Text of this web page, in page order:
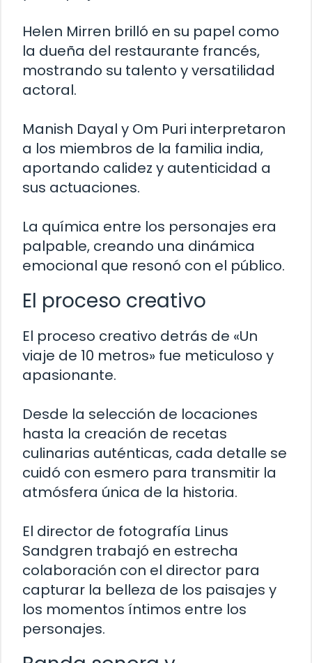
Helen Mirren brilló en su papel como
la dueña del restaurante francés,
mostrando su talento y versatilidad
actoral.
Manish Dayal y Om Puri interpretaron
a los miembros de la familia india,
aportando calidez y autenticidad a
sus actuaciones.
La química entre los personajes era
palpable, creando una dinámica
emocional que resonó con el público.
El proceso creativo
El proceso creativo detrás de «Un
viaje de 10 metros» fue meticuloso y
apasionante.
Desde la selección de locaciones
hasta la creación de recetas
culinarias auténticas, cada detalle se
cuidó con esmero para transmitir la
atmósfera única de la historia.
El director de fotografía Linus
Sandgren trabajó en estrecha
colaboración con el director para
capturar la belleza de los paisajes y
los momentos íntimos entre los
personajes.